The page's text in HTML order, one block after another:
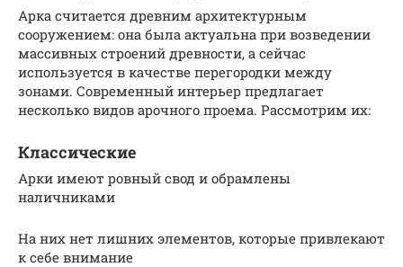
Арка считается древним архитектурным
сооружением: она была актуальна при возведении
массивных строений древности, а сейчас
используется в качестве перегородки между
зонами. Современный интерьер предлагает
несколько видов арочного проема. Рассмотрим их:
Классические
Арки имеют ровный свод и обрамлены
наличниками
На них нет лишних элементов, которые привлекают
к себе внимание